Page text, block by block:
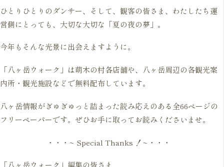
ひとりひとりのダンサー、そして、観客の皆さま、わたしたち運
営側にとっても、大切な大切な「夏の夜の夢」。
今年もそんな光景に出会えますように。
「八ヶ岳ウォーク」は萌木の村各店舗や、八ヶ岳周辺の各観光案
内所・観光施設などで無料配布しています。
八ヶ岳情報がぎゅぎゅっと詰まった読み応えのある全66ページの
フリーペーパーです。ぜひお手に取ってお読みくださいませ。
・・・~ Special Thanks ！~・・・